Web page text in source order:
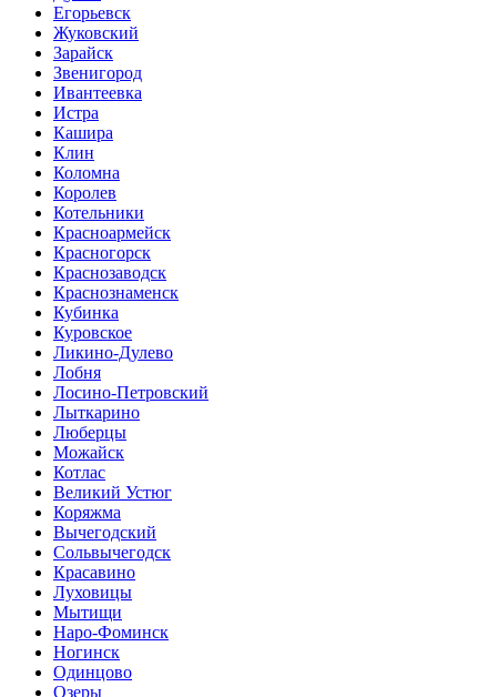
Егорьевск
Жуковский
Зарайск
Звенигород
Ивантеевка
Истра
Кашира
Клин
Коломна
Королев
Котельники
Красноармейск
Красногорск
Краснозаводск
Краснознаменск
Кубинка
Куровское
Ликино-Дулево
Лобня
Лосино-Петровский
Лыткарино
Люберцы
Можайск
Котлас
Великий Устюг
Коряжма
Вычегодский
Сольвычегодск
Красавино
Луховицы
Мытищи
Наро-Фоминск
Ногинск
Одинцово
Озеры